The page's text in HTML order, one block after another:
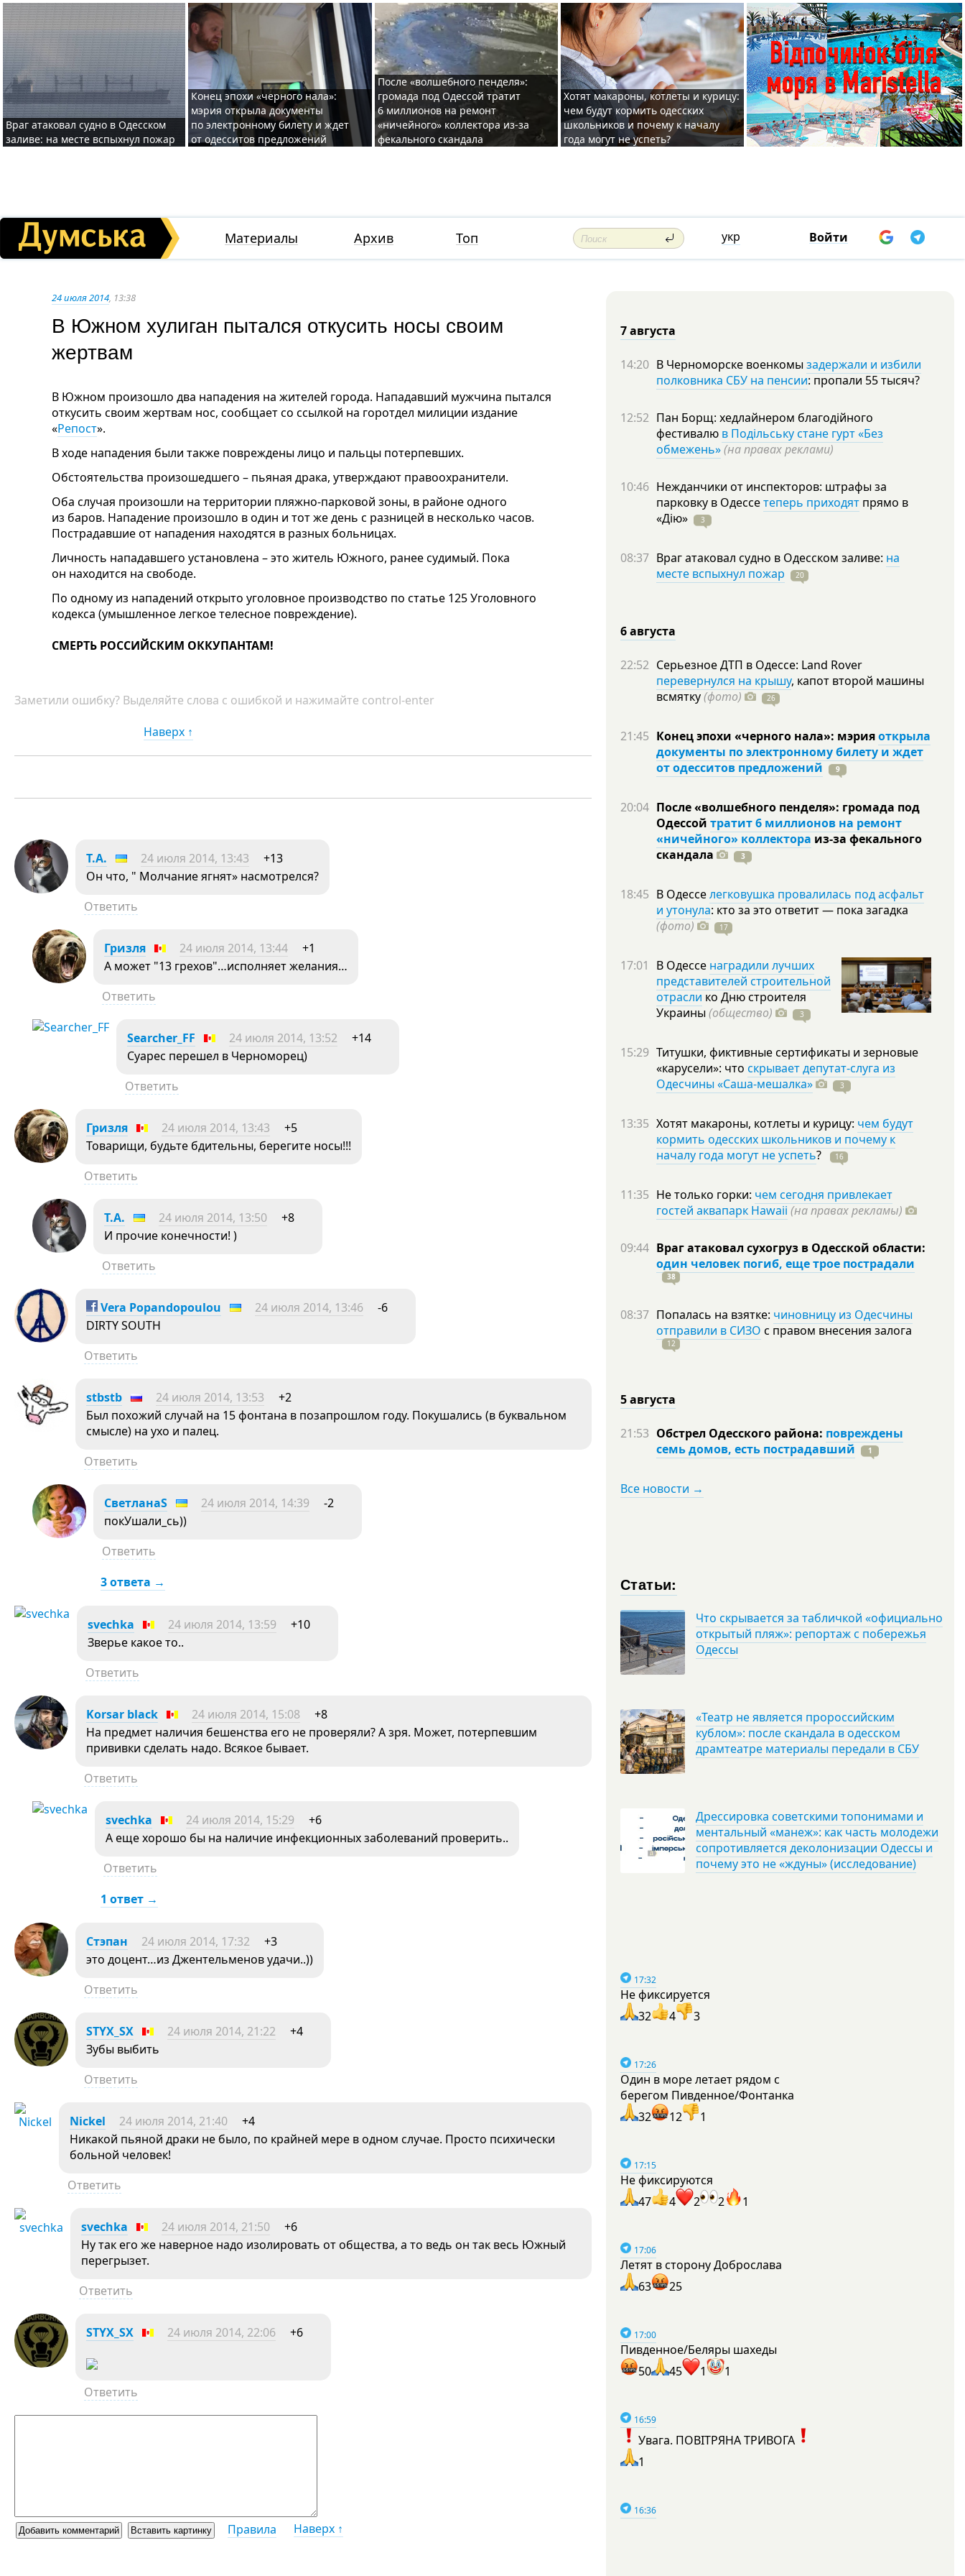
Враг атаковал судно в Одесском
заливе: на месте вспыхнул пожар
Конец эпохи «черного нала»:
мэрия открыла документы
по электронному билету и ждет
от одесситов предложений
После «волшебного пенделя»:
громада под Одессой тратит
6 миллионов на ремонт
«ничейного» коллектора из-за
фекального скандала
Хотят макароны, котлеты и курицу:
чем будут кормить одесских
школьников и почему к началу
года могут не успеть?
Материалы Архив Топ укр Войти
24 июля 2014, 13:38
В Южном хулиган пытался откусить носы своим
жертвам
В Южном произошло два нападения на жителей города. Нападавший мужчина пытался
откусить своим жертвам нос, сообщает со ссылкой на горотдел милиции издание
«Репост».
В ходе нападения были также повреждены лицо и пальцы потерпевших.
Обстоятельства произошедшего – пьяная драка, утверждают правоохранители.
Оба случая произошли на территории пляжно-парковой зоны, в районе одного
из баров. Нападение произошло в один и тот же день с разницей в несколько часов.
Пострадавшие от нападения находятся в разных больницах.
Личность нападавшего установлена – это житель Южного, ранее судимый. Пока
он находится на свободе.
По одному из нападений открыто уголовное производство по статье 125 Уголовного
кодекса (умышленное легкое телесное повреждение).
СМЕРТЬ РОССИЙСКИМ ОККУПАНТАМ!
Заметили ошибку? Выделяйте слова с ошибкой и нажимайте control-enter
Наверх ↑
Т.А. 24 июля 2014, 13:43
+13
Он что, " Молчание ягнят» насмотрелся?
Ответить
Гризля 24 июля 2014, 13:44
+1
А может "13 грехов"…исполняет желания…
Ответить
Searcher_FF 24 июля 2014, 13:52
+14
Суарес перешел в Черноморец)
Ответить
Гризля 24 июля 2014, 13:43
+5
Товарищи, будьте бдительны, берегите носы!!!
Ответить
Т.А. 24 июля 2014, 13:50
+8
И прочие конечности! )
Ответить
Vera Popandopoulou 24 июля 2014, 13:46
-6
DIRTY SOUTH
Ответить
stbstb 24 июля 2014, 13:53
+2
Был похожий случай на 15 фонтана в позапрошлом году. Покушались (в буквальном
смысле) на ухо и палец.
Ответить
СветланаS 24 июля 2014, 14:39
-2
покУшали_сь))
Ответить
3 ответа →
svechka 24 июля 2014, 13:59
+10
Зверье какое то..
Ответить
Korsar black 24 июля 2014, 15:08
+8
На предмет наличия бешенства его не проверяли? А зря. Может, потерпевшим
прививки сделать надо. Всякое бывает.
Ответить
svechka 24 июля 2014, 15:29
+6
А еще хорошо бы на наличие инфекционных заболеваний проверить..
Ответить
1 ответ →
Стэпан 24 июля 2014, 17:32
+3
это доцент…из Джентельменов удачи..))
Ответить
STYX_SX 24 июля 2014, 21:22
+4
Зубы выбить
Ответить
Nickel 24 июля 2014, 21:40
+4
Никакой пьяной драки не было, по крайней мере в одном случае. Просто психически
больной человек!
Ответить
svechka 24 июля 2014, 21:50
+6
Ну так его же наверное надо изолировать от общества, а то ведь он так весь Южный
перегрызет.
Ответить
STYX_SX 24 июля 2014, 22:06 +6
Ответить
Правила Наверх ↑
7 августа
14:20 В Черноморске военкомы задержали и избили
полковника СБУ на пенсии: пропали 55 тысяч?
12:52 Пан Борщ: хедлайнером благодійного
фестивалю в Подільську стане гурт «Без
обмежень»(на правах реклами)
10:46 Нежданчики от инспекторов: штрафы за
парковку в Одессетеперь приходят прямо в
«Дію»
3
08:37 Враг атаковал судно в Одесском заливе: на
месте вспыхнул пожар
20
6 августа
22:52 Серьезное ДТП в Одессе: Land Rover
перевернулся на крышу, капот второй машины
всмятку(фото) 26
21:45 Конец эпохи «черного нала»: мэрияоткрыла
документы по электронному билету и ждет
от одесситов предложений
9
20:04 После «волшебного пенделя»: громада под
Одессой тратит 6 миллионов на ремонт
«ничейного» коллектора из-за фекального
скандала
3
18:45 В Одесселегковушка провалилась под асфальт
и утонула: кто за это ответит — пока загадка
(фото)
17
17:01 В Одессе наградили лучших
представителей строительной
отрасли ко Дню строителя
Украины (общество) 3
15:29 Титушки, фиктивные сертификаты и зерновые
«карусели»: что скрывает депутат-слуга из
Одесчины «Саша-мешалка»
3
13:35 Хотят макароны, котлеты и курицу: чем будут
кормить одесских школьников и почему к
началу года могут не успеть? 16
11:35 Не только горки: чем сегодня привлекает
гостей аквапарк Hawaii (на правах рекламы)
09:44 Враг атаковал сухогруз в Одесской области:
один человек погиб, еще трое пострадали
38
08:37 Попалась на взятке: чиновницу из Одесчины
отправили в СИЗО с правом внесения залога
12
5 августа
21:53 Обстрел Одесского района: повреждены
семь домов, есть пострадавший
1
Все новости →
Статьи:
Что скрывается за табличкой «официально
открытый пляж»: репортаж с побережья
Одессы
«Театр не является пророссийским
кублом»: после скандала в одесском
драмтеатре материалы передали в СБУ
Дрессировка советскими топонимами и
ментальный «манеж»: как часть молодежи
сопротивляется деколонизации Одессы и
почему это не «ждуны» (исследование)
17:32
Не фиксируется
32
4 3
17:26
Один в море летает рядом с
берегом Пивденное/Фонтанка
32
12 1
17:15
Не фиксируются
47
4 2 2 1
17:06
Летят в сторону Доброслава
63
25
17:00
Пивденное/Беляры шахеды
50
45 1 1
16:59
Увага. ПОВІТРЯНА ТРИВОГА
1
16:36